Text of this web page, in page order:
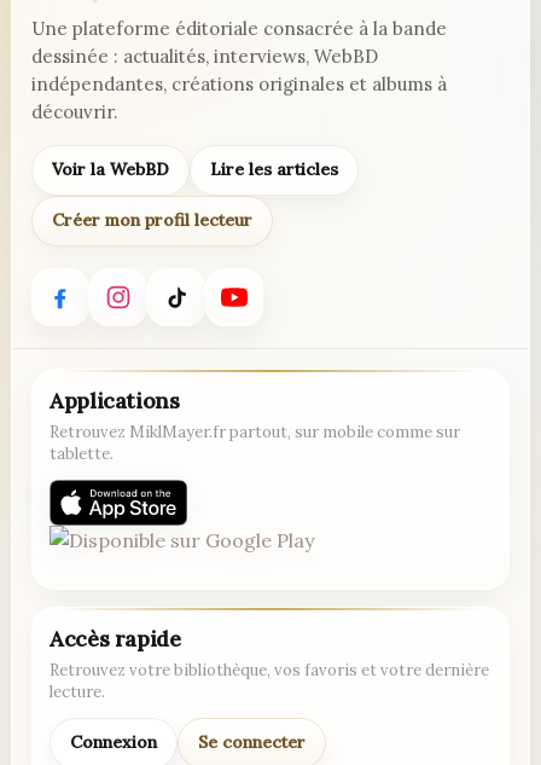
Une plateforme éditoriale consacrée à la bande
dessinée : actualités, interviews, WebBD
indépendantes, créations originales et albums à
découvrir.
Voir la WebBD Lire les articles
Créer mon profil lecteur
Applications
Retrouvez MiklMayer.fr partout, sur mobile comme sur
tablette.
Accès rapide
Retrouvez votre bibliothèque, vos favoris et votre dernière
lecture.
Connexion Se connecter